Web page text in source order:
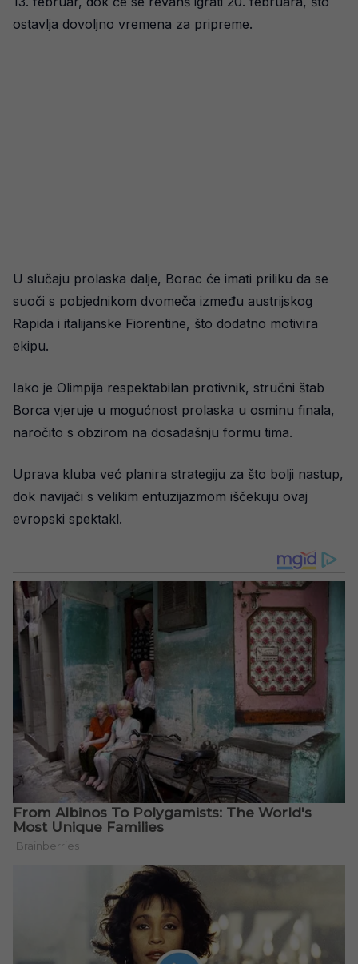
ostavlja dovoljno vremena za pripreme.
U slučaju prolaska dalje, Borac će imati priliku da se
suoči s pobjednikom dvomeča između austrijskog
Rapida i italijanske Fiorentine, što dodatno motivira
ekipu.
Iako je Olimpija respektabilan protivnik, stručni štab
Borca vjeruje u mogućnost prolaska u osminu finala,
naročito s obzirom na dosadašnju formu tima.
Uprava kluba već planira strategiju za što bolji nastup,
dok navijači s velikim entuzijazmom iščekuju ovaj
evropski spektakl.